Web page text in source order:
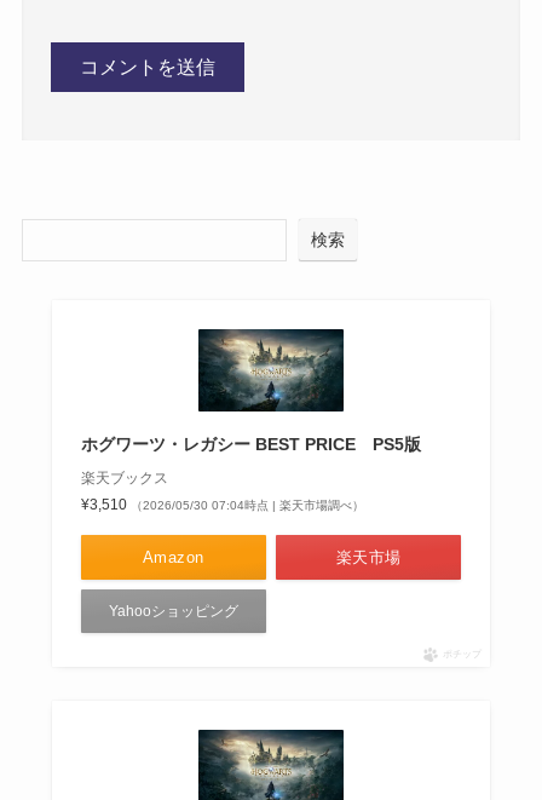
検索
ホグワーツ・レガシー BEST PRICE PS5版
楽天ブックス
¥3,510
（2026/05/30 07:04時点 | 楽天市場調べ）
Amazon 楽天市場
Yahooショッピング
ポチップ